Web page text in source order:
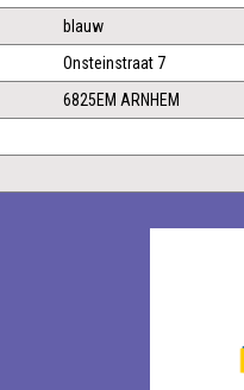
blauw
Onsteinstraat 7
6825EM ARNHEM